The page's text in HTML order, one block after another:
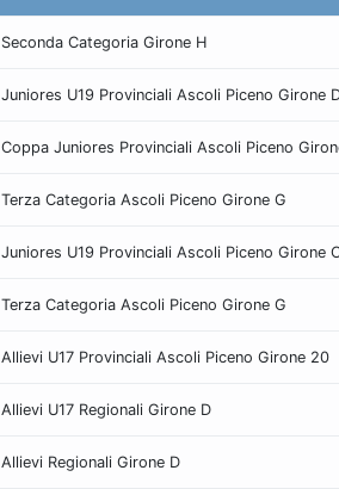
Seconda Categoria Girone H
Juniores U19 Provinciali Ascoli Piceno Girone
Coppa Juniores Provinciali Ascoli Piceno
Terza Categoria Ascoli Piceno Girone G
Juniores U19 Provinciali Ascoli Piceno Girone
Terza Categoria Ascoli Piceno Girone G
Allievi U17 Provinciali Ascoli Piceno Girone 20
Allievi U17 Regionali Girone D
Allievi Regionali Girone D